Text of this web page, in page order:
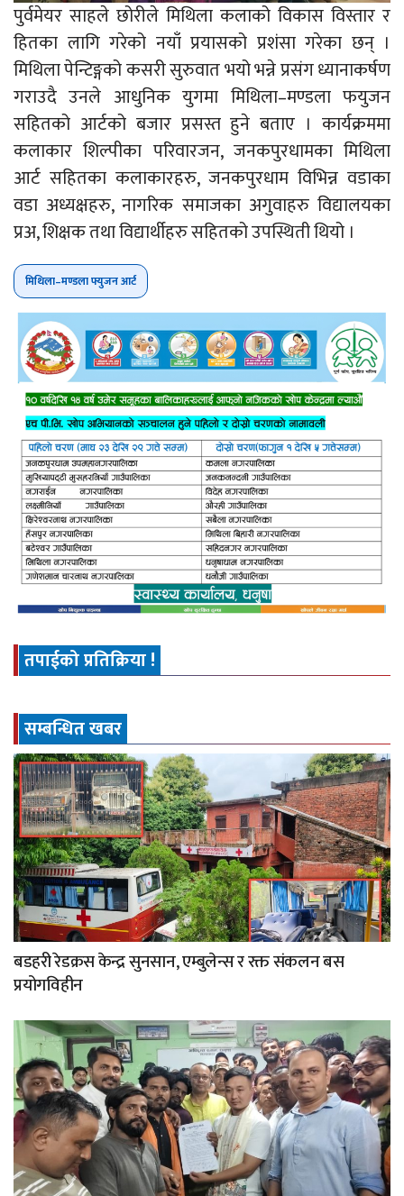
पुर्वमेयर साहले छोरीले मिथिला कलाको विकास विस्तार र
हितका लागि गरेको नयाँ प्रयासको प्रशंसा गरेका छन् ।
मिथिला पेन्टिङ्गको कसरी सुरुवात भयो भन्ने प्रसंग ध्यानाकर्षण
गराउदै उनले आधुनिक युगमा मिथिला–मण्डला फयुजन
सहितको आर्टको बजार प्रसस्त हुने बताए । कार्यक्रममा
कलाकार शिल्पीका परिवारजन, जनकपुरधामका मिथिला
आर्ट सहितका कलाकारहरु, जनकपुरधाम विभिन्न वडाका
वडा अध्यक्षहरु, नागरिक समाजका अगुवाहरु विद्यालयका
प्रअ, शिक्षक तथा विद्यार्थीहरु सहितको उपस्थिती थियो ।
मिथिला–मण्डला फ्युजन आर्ट
तपाईको प्रतिक्रिया !
सम्बन्धित खबर
बडहरी रेडक्रस केन्द्र सुनसान, एम्बुलेन्स र रक्त संकलन बस
प्रयोगविहीन